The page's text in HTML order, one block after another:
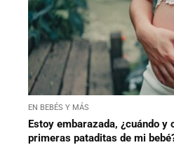
EN BEBÉS Y MÁS
Estoy embarazada, ¿cuándo y
primeras pataditas de mi